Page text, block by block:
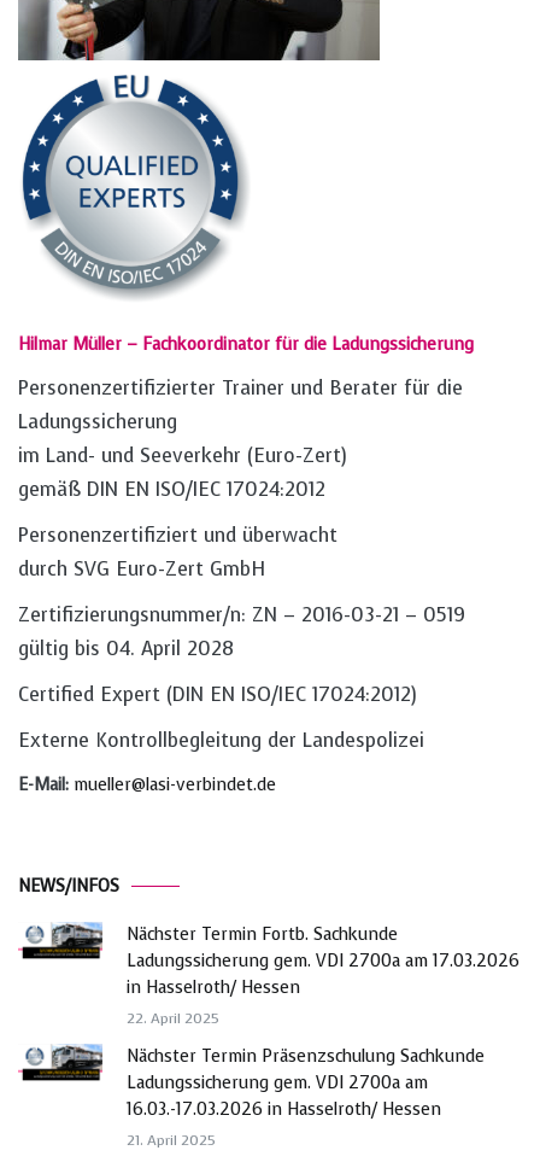
Hilmar Müller – Fachkoordinator für die Ladungssicherung
Personenzertifizierter Trainer und Berater für die
Ladungssicherung
im Land- und Seeverkehr (Euro-Zert)
gemäß DIN EN ISO/IEC 17024:2012
Personenzertifiziert und überwacht
durch SVG Euro-Zert GmbH
Zertifizierungsnummer/n: ZN – 2016-03-21 – 0519
gültig bis 04. April 2028
Certified Expert (DIN EN ISO/IEC 17024:2012)
Externe Kontrollbegleitung der Landespolizei
E-Mail: mueller@lasi-verbindet.de
NEWS/INFOS
Nächster Termin Fortb. Sachkunde
Ladungssicherung gem. VDI 2700a am 17.03.2026
in Hasselroth/ Hessen
22. April 2025
Nächster Termin Präsenzschulung Sachkunde
Ladungssicherung gem. VDI 2700a am
16.03.-17.03.2026 in Hasselroth/ Hessen
21. April 2025